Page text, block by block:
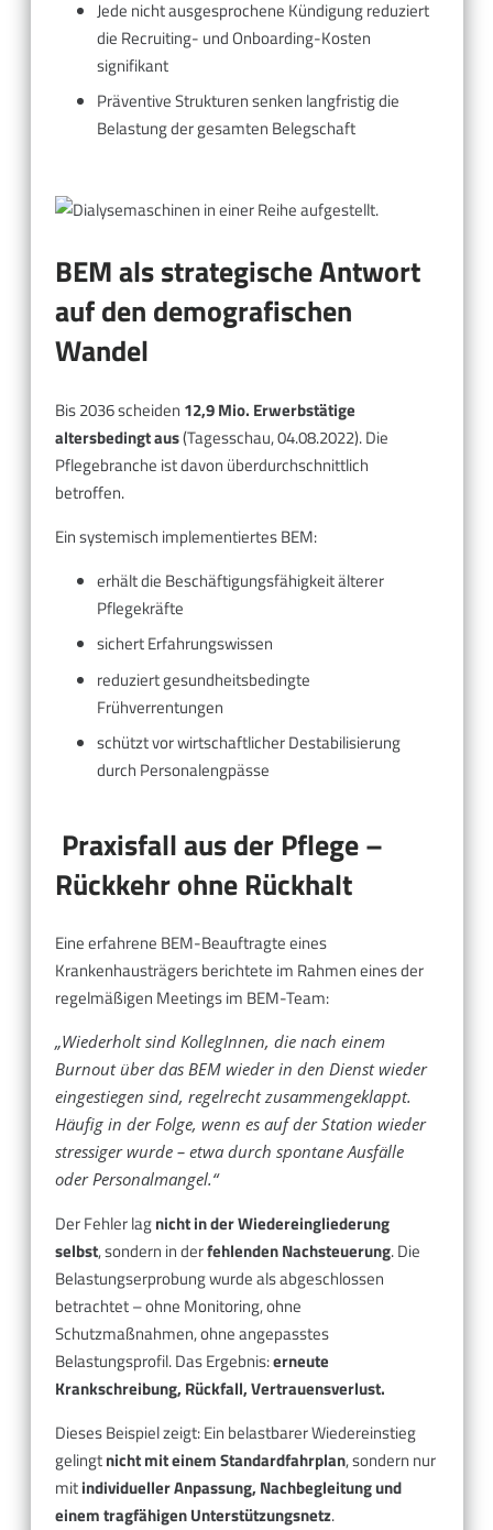
Jede nicht ausgesprochene Kündigung reduziert
die Recruiting- und Onboarding-Kosten
signifikant
Präventive Strukturen senken langfristig die
Belastung der gesamten Belegschaft
BEM als strategische Antwort
auf den demografischen
Wandel
Bis 2036 scheiden 12,9 Mio. Erwerbstätige
altersbedingt aus(Tagesschau, 04.08.2022). Die
Pflegebranche ist davon überdurchschnittlich
betroffen.
Ein systemisch implementiertes BEM:
erhält die Beschäftigungsfähigkeit älterer
Pflegekräfte
sichert Erfahrungswissen
reduziert gesundheitsbedingte
Frühverrentungen
schützt vor wirtschaftlicher Destabilisierung
durch Personalengpässe
Praxisfall aus der Pflege –
Rückkehr ohne Rückhalt
Eine erfahrene BEM-Beauftragte eines
Krankenhausträgers berichtete im Rahmen eines der
regelmäßigen Meetings im BEM-Team:
„Wiederholt sind KollegInnen, die nach einem
Burnout über das BEM wieder in den Dienst wieder
eingestiegen sind, regelrecht zusammengeklappt.
Häufig in der Folge, wenn es auf der Station wieder
stressiger wurde – etwa durch spontane Ausfälle
oder Personalmangel.“
Der Fehler lagnicht in der Wiedereingliederung
selbst, sondern in derfehlenden Nachsteuerung. Die
Belastungserprobung wurde als abgeschlossen
betrachtet – ohne Monitoring, ohne
Schutzmaßnahmen, ohne angepasstes
Belastungsprofil. Das Ergebnis:erneute
Krankschreibung, Rückfall, Vertrauensverlust.
Dieses Beispiel zeigt: Ein belastbarer Wiedereinstieg
gelingtnicht mit einem Standardfahrplan, sondern nur
mitindividueller Anpassung, Nachbegleitung und
einem tragfähigen Unterstützungsnetz.